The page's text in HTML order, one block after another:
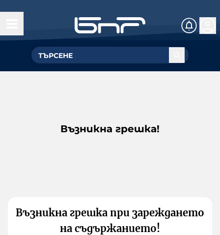
Възникна грешка!
Възникна грешка при зареждането
на съдържанието!